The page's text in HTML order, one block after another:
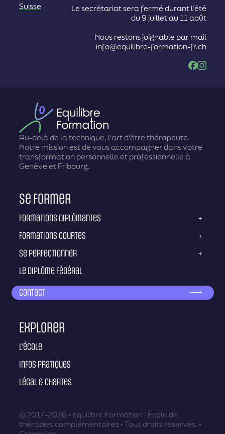
Suisse
Le secrétariat sera fermé durant l’été
du 9 juillet au 11 août
Nous restons joignable par mail
info@equilibre-formation-fr.ch
Facebook
Au-delà de la technique, l'art d'être thérapeute.
Notre mission est de vous accompagner dans votre
transformation personnelle et professionnelle à
Genève et Fribourg.
Se former
Formations diplômantes +
Formations courtes +
Se perfectionner +
Le diplôme fédéral
Contact
Explorer
L'école
Infos pratiques
Légal & Chartes
@2017-2026 • Equilibre Formation | École de
thérapies complémentaires • Tous droits réservés. •